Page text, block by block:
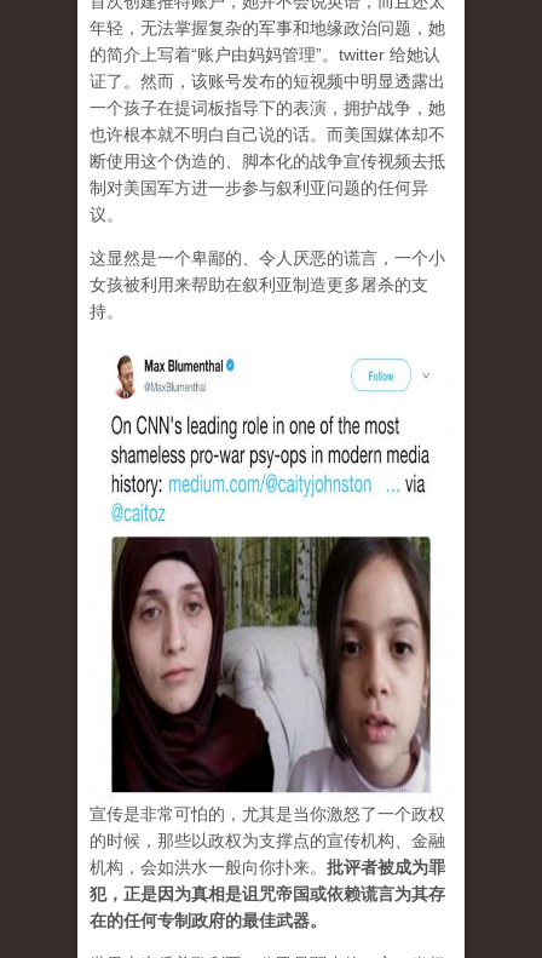
年轻，无法掌握复杂的军事和地缘政治问题，她
的简介上写着“账户由妈妈管理”。twitter 给她认
证了。然而，该账号发布的短视频中明显透露出
一个孩子在提词板指导下的表演，拥护战争，她
也许根本就不明白自己说的话。而美国媒体却不
断使用这个伪造的、脚本化的战争宣传视频去抵
制对美国军方进一步参与叙利亚问题的任何异
议。
这显然是一个卑鄙的、令人厌恶的谎言，一个小
女孩被利用来帮助在叙利亚制造更多屠杀的支
持。
宣传是非常可怕的，尤其是当你激怒了一个政权
的时候，那些以政权为支撑点的宣传机构、金融
机构，会如洪水一般向你扑来。 批评者被成为罪
犯，正是因为真相是诅咒帝国或依赖谎言为其存
在的任何专制政府的最佳武器。